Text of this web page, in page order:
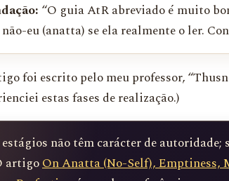
“O guia AtR abreviado é muito
não-eu (anatta) se ela realmente o ler.
foi escrito pelo meu professor,
estas fases de realização.)
não têm carácter de autoridade;
artigo On Anatta (No-Self), Emptiness,